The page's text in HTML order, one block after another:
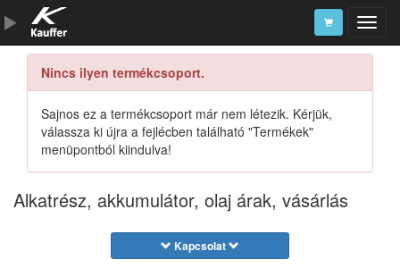
Szerszámkatalógus
Kosár
Alkatrészek
Nincs ilyen termékcsoport.
Sajnos ez a termékcsoport már nem létezik. Kérjük,
válassza ki újra a fejlécben található "Termékek"
menüpontból kiindulva!
Alkatrész, akkumulátor, olaj árak, vásárlás
Kapcsolat